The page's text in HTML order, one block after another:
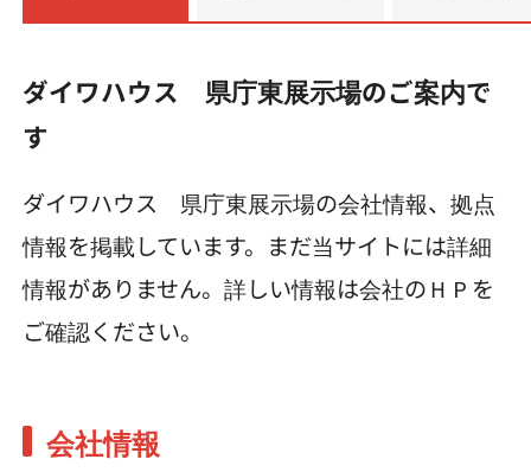
ダイワハウス 県庁東展示場のご案内で
す
ダイワハウス 県庁東展示場の会社情報、拠点
情報を掲載しています。まだ当サイトには詳細
情報がありません。詳しい情報は会社のＨＰを
ご確認ください。
会社情報